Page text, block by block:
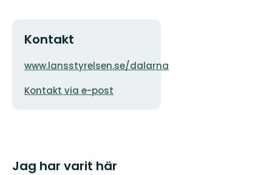
Kontakt
Adress
www.lansstyrelsen.se/dalarna
postadress
Kontakt via e-post
Jag har varit här